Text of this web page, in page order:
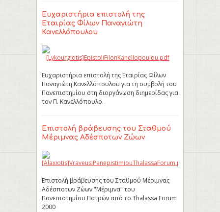
Ευχαριστήρια επιστολή της
Εταιρίας Φίλων Παναγιώτη
Κανελλόπουλου
Ευχαριστήρια επιστολή της Εταιρίας Φίλων
Παναγιώτη Κανελλόπουλου για τη συμβολή του
Πανεπιστημίου στη διοργάνωση διημερίδας για
τον Π. Κανελλόπουλο.
Επιστολή βράβευσης του Σταθμού
Μέριμνας Αδέσποτων Ζώων
Επιστολή βράβευσης του Σταθμού Μέριμνας
Αδέσποτων Ζώων "Μέριμνα" του
Πανεπιστημίου Πατρών από το Thalassa Forum
2000